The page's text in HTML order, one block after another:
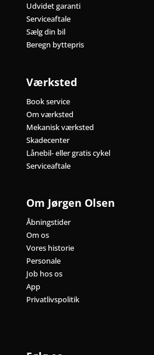
Udvidet garanti
Serviceaftale
Sælg din bil
Beregn byttepris
Værksted
Book service
Om værksted
Mekanisk værksted
Skadecenter
Lånebil- eller gratis cykel
Serviceaftale
Om Jørgen Olsen
Åbningstider
Om os
Vores historie
Personale
Job hos os
App
Privatlivspolitik